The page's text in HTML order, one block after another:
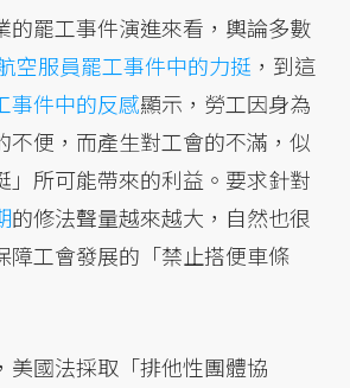
的罷工事件演進來看，輿論多數
空服員罷工事件中的力挺 ，到這
事件中的反感顯示，勞工因身為
不便，而產生對工會的不滿，似
」所可能帶來的利益。要求針對
的修法聲量越來越大，自然也很
障工會發展的「禁止搭便車條
美國法採取「排他性團體協